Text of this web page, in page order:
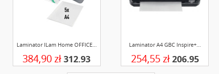
Laminator ILam Home OFFICE...
384,90 zł 312.93
Laminator A4 GBC Inspire+...
254,55 zł 206.95